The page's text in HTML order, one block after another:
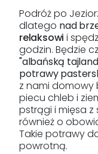
Podróż po
dlatego nad
relaksowi i
godzin. Będzie
"albańską
potrawy
z nami domowy
piecu chleb i
pstrągi i mięsa z
również o
Takie potrawy
powrotną.